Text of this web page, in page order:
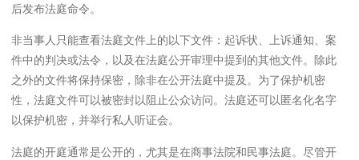
后发布法庭命令。
非当事人只能查看法庭文件上的以下文件：起诉状、上诉通知、案
件中的判决或法令，以及在法庭公开审理中提到的其他文件。除此
之外的文件将保持保密，除非在公开法庭中提及。为了保护机密
性，法庭文件可以被密封以阻止公众访问。法庭还可以匿名化名字
以保护机密，并举行私人听证会。
法庭的开庭通常是公开的，尤其是在商事法院和民事法庭。尽管开